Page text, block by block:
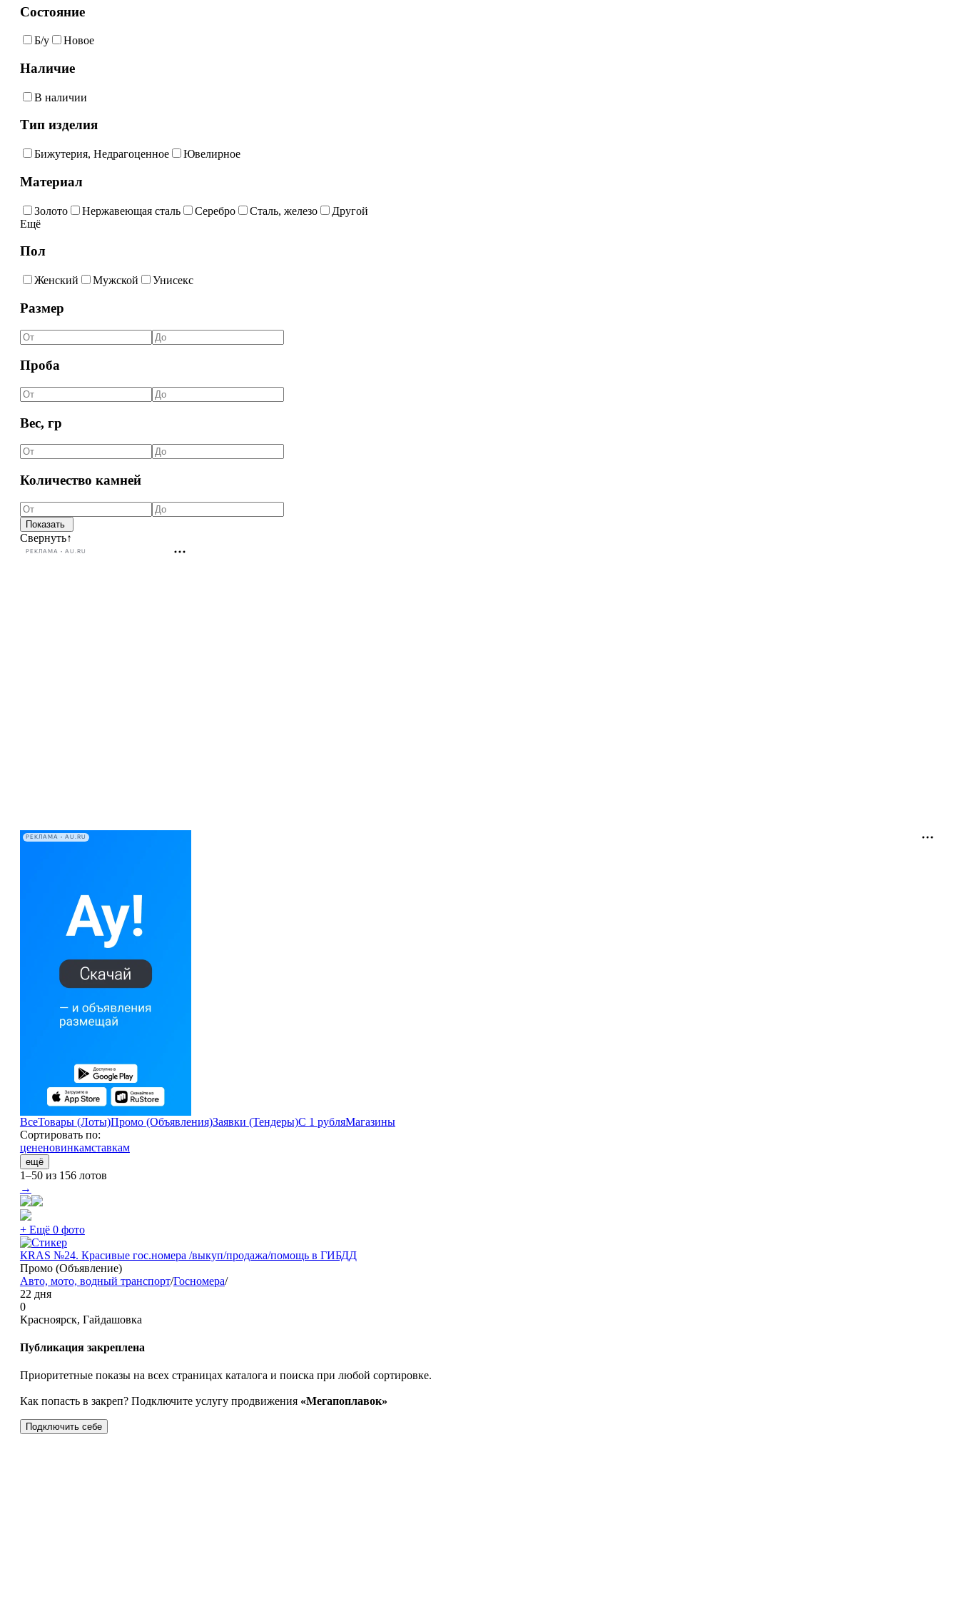
Состояние
Б/у Новое
Наличие
В наличии
Тип изделия
Бижутерия, Недрагоценное Ювелирное
Материал
Золото Нержавеющая сталь Серебро Сталь, железо
Другой
Ещё
Пол
Женский Мужской Унисекс
Размер
Проба
Вес, гр
Количество камней
Свернуть↑
РЕКЛАМА • AU.RU
РЕКЛАМА • AU.RU
ВсеТовары (Лоты)Промо (Объявления)Заявки (Тендеры)С 1 рубляМагазины
Сортировать по:
цененовинкамставкам
ещё
1–50 из 156 лотов
→
+ Ещё 0 фото
КRAS №24. Красивые гос.номера /выкуп/продажа/помощь в ГИБДД
Промо (Объявление)
Авто, мото, водный транспорт/Госномера/
22 дня
0
Красноярск, Гайдашовка
Публикация закреплена
Приоритетные показы на всех страницах каталога и поиска при любой сортировке.
Как попасть в закреп? Подключите услугу продвижения «Мегапоплавок»
Подключить себе